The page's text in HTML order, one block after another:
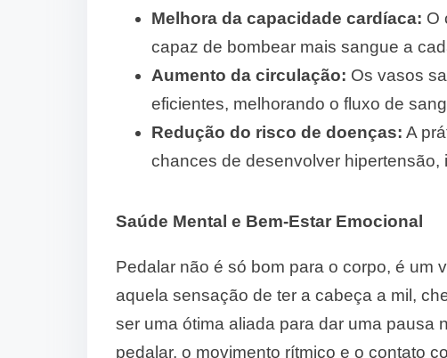
Melhora da capacidade cardíaca: O
capaz de bombear mais sangue a
Aumento da circulação: Os vasos
eficientes, melhorando o fluxo de
Redução do risco de doenças: A
chances de desenvolver hipertensão,
Saúde Mental e Bem-Estar Emocional
Pedalar não é só bom para o corpo, é um
aquela sensação de ter a cabeça a mil,
ser uma ótima aliada para dar uma pausa
pedalar, o movimento rítmico e o contato